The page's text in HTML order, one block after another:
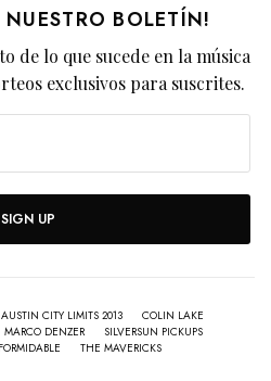
NUESTRO BOLETÍN!
de lo que sucede en la música
exclusivos para suscrites.
SIGN UP
AUSTIN CITY LIMITS 2013
COLIN LAKE
MARCO DENZER
SILVERSUN PICKUPS
THE MAVERICKS